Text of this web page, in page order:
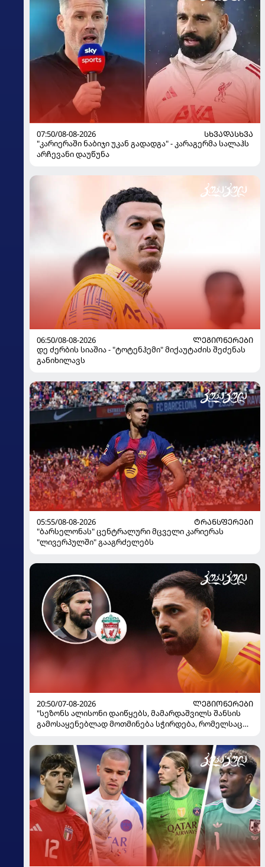
07:50/08-08-2026
ᲡᲮᲕᲐᲓᲐᲡᲮᲕᲐ
"კარიერაში ნაბიჯი უკან გადადგა" - კარაგერმა სალაჰს
არჩევანი დაუწუნა
06:50/08-08-2026
ᲚᲔᲒᲘᲝᲜᲔᲠᲔᲑᲘ
დე ძერბის სიაშია - "ტოტენჰემი" მიქაუტაძის შეძენას
განიხილავს
05:55/08-08-2026
ᲢᲠᲐᲜᲡᲤᲔᲠᲔᲑᲘ
"ბარსელონას" ცენტრალური მცველი კარიერას
"ლივერპულში" გააგრძელებს
20:50/07-08-2026
ᲚᲔᲒᲘᲝᲜᲔᲠᲔᲑᲘ
"სეზონს ალისონი დაიწყებს, მამარდაშვილს შანსის
გამოსაყენებლად მოთმინება სჭირდება, რომელსაც
ყოფილმა მეკარემ